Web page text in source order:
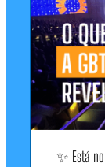
✨ Está